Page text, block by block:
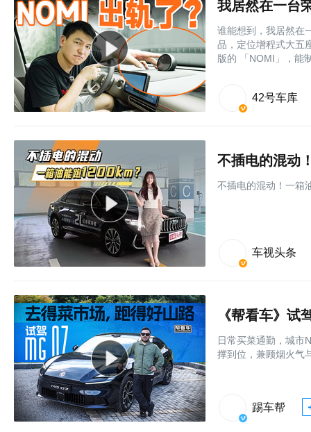
我居然在一台
谁能想到，我居然在
品，定位增程式大五
版的 「NOMI」，能
42号车库
不插电的混动
不插电的混动！一箱
车视头条
《帮看车》试
日常买菜通勤，城市
撑到位，兼顾烟火气
踢车帮